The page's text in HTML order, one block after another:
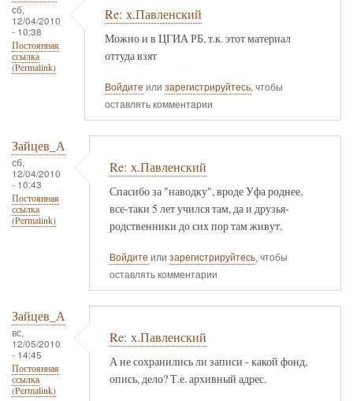
сб,
12/04/2010
- 10:38
Постоянная
ссылка
(Permalink)
Re: х.Павленский
Можно и в ЦГИА РБ, т.к. этот материал
оттуда взят
Войдите или зарегистрируйтесь, чтобы
оставлять комментарии
Зайцев_А
сб,
12/04/2010
- 10:43
Постоянная
ссылка
(Permalink)
Re: х.Павленский
Спасибо за "наводку", вроде Уфа роднее,
все-таки 5 лет учился там, да и друзья-
родственники до сих пор там живут.
Войдите или зарегистрируйтесь, чтобы
оставлять комментарии
Зайцев_А
вс,
12/05/2010
- 14:45
Постоянная
ссылка
(Permalink)
Re: х.Павленский
А не сохранились ли записи - какой фонд,
опись, дело? Т.е. архивный адрес.